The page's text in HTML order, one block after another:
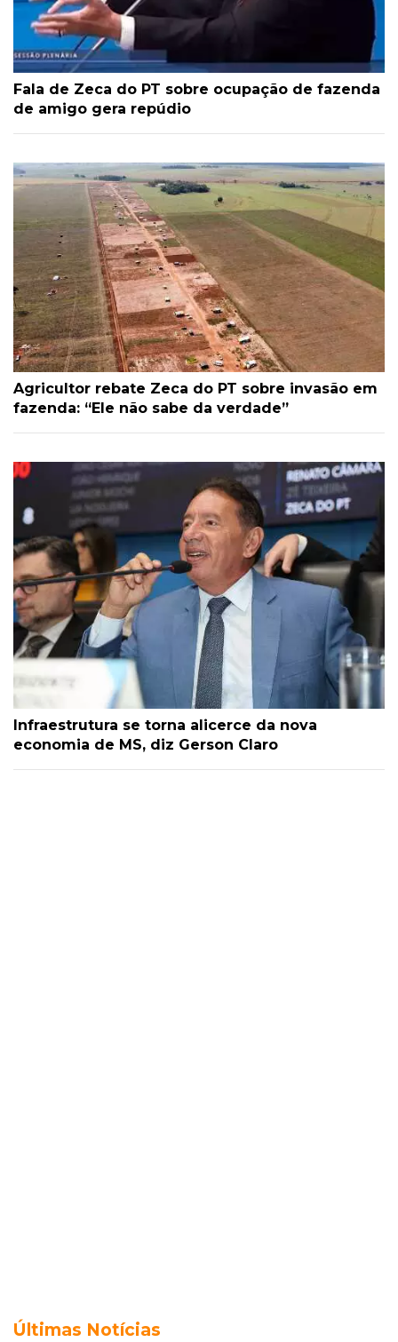
Fala de Zeca do PT sobre ocupação de fazenda
de amigo gera repúdio
Agricultor rebate Zeca do PT sobre invasão em
fazenda: “Ele não sabe da verdade”
Infraestrutura se torna alicerce da nova
economia de MS, diz Gerson Claro
Últimas Notícias